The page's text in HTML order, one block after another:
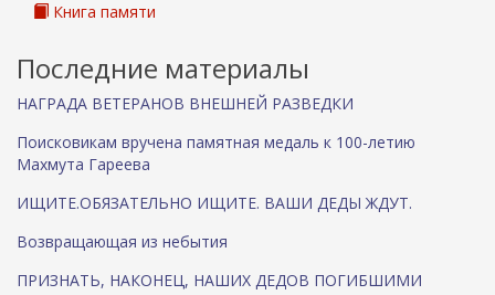
Книга памяти
Последние материалы
НАГРАДА ВЕТЕРАНОВ ВНЕШНЕЙ РАЗВЕДКИ
Поисковикам вручена памятная медаль к 100-летию
Махмута Гареева
ИЩИТЕ.ОБЯЗАТЕЛЬНО ИЩИТЕ. ВАШИ ДЕДЫ ЖДУТ.
Возвращающая из небытия
ПРИЗНАТЬ, НАКОНЕЦ, НАШИХ ДЕДОВ ПОГИБШИМИ